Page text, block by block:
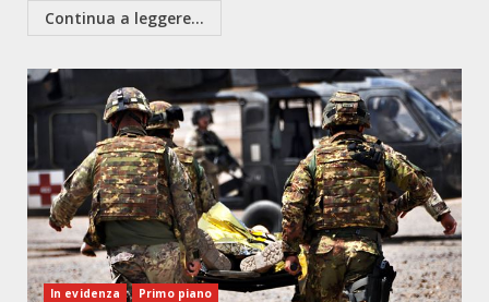
Continua a leggere...
In evidenza Primo piano